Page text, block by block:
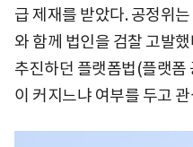
급 제재를 받았다. 공정위
와 함께 법인을 검찰 고발
추진하던 플랫폼법(플랫폼
이 커지느냐 여부를 두고